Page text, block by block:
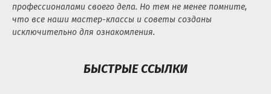
профессионалами своего дела. Но тем не менее помните,
что все наши мастер-классы и советы созданы
исключительно для ознакомления.
БЫСТРЫЕ ССЫЛКИ